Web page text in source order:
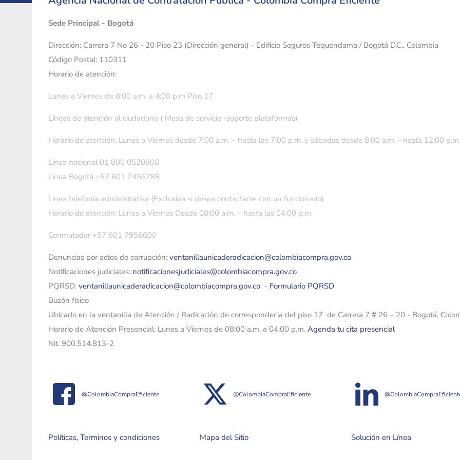
Sede Principal - Bogotá
Dirección: Carrera 7 No 26 - 20 Piso 23 (Dirección general) - Edificio Seguros Tequendama / Bogotá D.C., Colombia
Código Postal: 110311
Horario de atención:
Lunes a Viernes de 8:00 a.m. a 4:00 p.m Piso 17
Líneas de atención al ciudadano ( Mesa de servicio -soporte plataformas)
Horario de atención: Lunes a Viernes desde 7:00 a.m. – hasta las 7:00 p.m. y sábados desde 8:00 a.m. - hasta 12:00 p.m.
Linea nacional 01 800 0520808
Linea Bogotá +57 601 7456788
Linea telefonía administrativa (Exclusiva si desea contactarse con un funcionario)
Horario de atención: Lunes a Viernes Desde 08:00 a.m. – hasta las 04:00 p.m.
Conmutador +57 601 7956600
Denuncias por actos de corrupción: ventanillaunicaderadicacion@colombiacompra.gov.co
Notificaciones judiciales: notificacionesjudiciales@colombiacompra.gov.co
PQRSD: ventanillaunicaderadicacion@colombiacompra.gov.co - Formulario PQRSD
Buzón físico
Ubicado en la ventanilla de Atención / Radicación de correspondecia del piso 17 de Carrera 7 # 26 – 20 - Bogotá,
Horario de Atención Presencial: Lunes a Viernes de 08:00 a.m. a 04:00 p.m. Agenda tu cita presencial
Nit. 900.514.813-2
@ColombiaCompraEficiente @ColombiaCompraEficiente
Políticas, Terminos y condiciones Mapa del Sitio Solución en Línea